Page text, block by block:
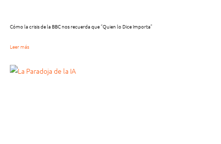
Cómo la crisis de la BBC nos recuerda que “Quien lo Dice Importa”
Leer más